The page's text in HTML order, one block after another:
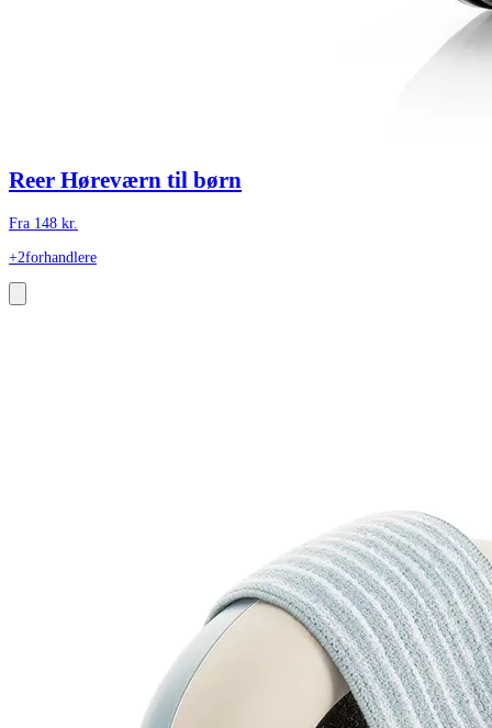
Reer Høreværn til børn
Fra 148 kr.
+2forhandlere